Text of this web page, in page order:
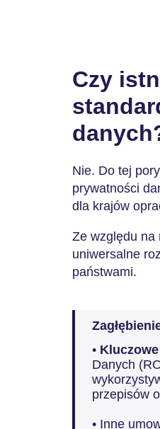
Czy
Nie. Do tej
prywatności
dla krajów
Ze względu na
uniwersalne
państwami.
•
Danych
przepisów
• Inne